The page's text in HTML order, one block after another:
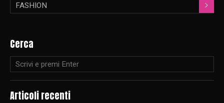
FASHION
Cerca
Articoli recenti